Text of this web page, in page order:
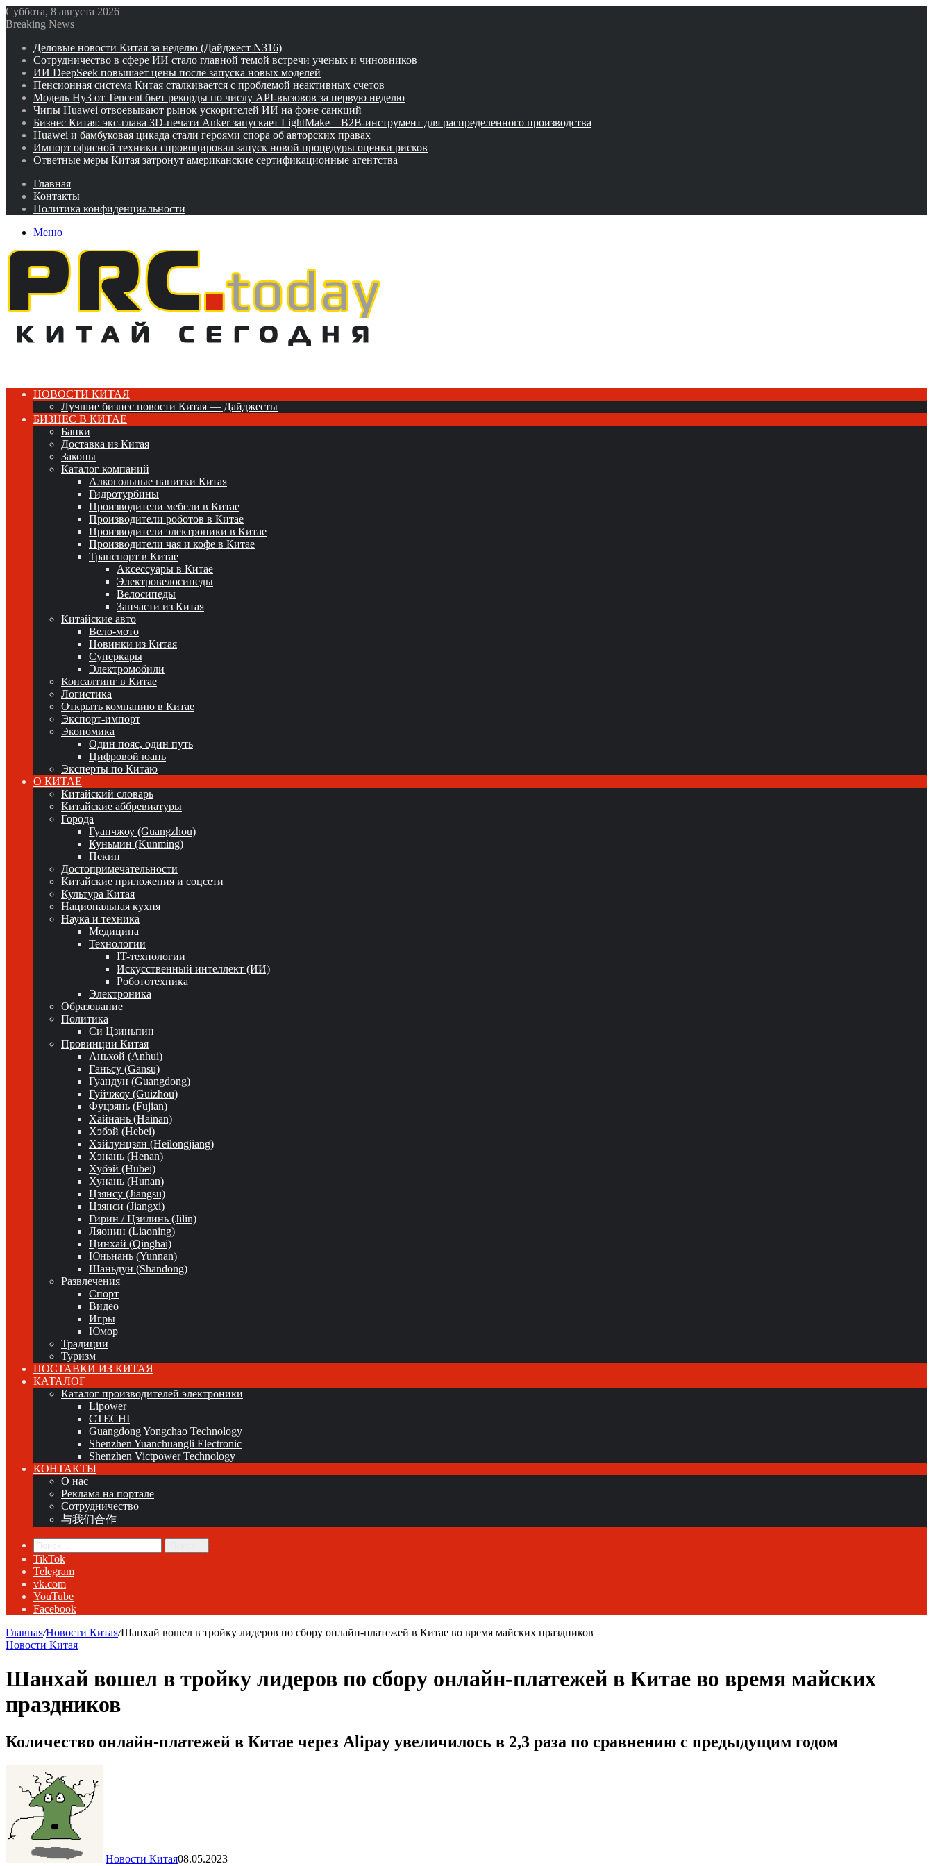
Суббота, 8 августа 2026
Breaking News
Деловые новости Китая за неделю (Дайджест N316)
Сотрудничество в сфере ИИ стало главной темой встречи ученых и чиновников
ИИ DeepSeek повышает цены после запуска новых моделей
Пенсионная система Китая сталкивается с проблемой неактивных счетов
Модель Hy3 от Tencent бьет рекорды по числу API-вызовов за первую неделю
Чипы Huawei отвоевывают рынок ускорителей ИИ на фоне санкций
Бизнес Китая: экс-глава 3D-печати Anker запускает LightMake – B2B-инструмент для распределенного производства
Huawei и бамбуковая цикада стали героями спора об авторских правах
Импорт офисной техники спровоцировал запуск новой процедуры оценки рисков
Ответные меры Китая затронут американские сертификационные агентства
Главная
Контакты
Политика конфиденциальности
Меню
НОВОСТИ КИТАЯ
Лучшие бизнес новости Китая — Дайджесты
БИЗНЕС В КИТАЕ
Банки
Доставка из Китая
Законы
Каталог компаний
Алкогольные напитки Китая
Гидротурбины
Производители мебели в Китае
Производители роботов в Китае
Производители электроники в Китае
Производители чая и кофе в Китае
Транспорт в Китае
Аксессуары в Китае
Электровелосипеды
Велосипеды
Запчасти из Китая
Китайские авто
Вело-мото
Новинки из Китая
Суперкары
Электромобили
Консалтинг в Китае
Логистика
Открыть компанию в Китае
Экспорт-импорт
Экономика
Один пояс, один путь
Цифровой юань
Эксперты по Китаю
О КИТАЕ
Китайский словарь
Китайские аббревиатуры
Города
Гуанчжоу (Guangzhou)
Куньмин (Kunming)
Пекин
Достопримечательности
Китайские приложения и соцсети
Культура Китая
Национальная кухня
Наука и техника
Медицина
Технологии
IT-технологии
Искусственный интеллект (ИИ)
Робототехника
Электроника
Образование
Политика
Си Цзиньпин
Провинции Китая
Аньхой (Anhui)
Ганьсу (Gansu)
Гуандун (Guangdong)
Гуйчжоу (Guizhou)
Фуцзянь (Fujian)
Хайнань (Hainan)
Хэбэй (Hebei)
Хэйлунцзян (Heilongjiang)
Хэнань (Henan)
Хубэй (Hubei)
Хунань (Hunan)
Цзянсу (Jiangsu)
Цзянси (Jiangxi)
Гирин / Цзилинь (Jilin)
Ляонин (Liaoning)
Цинхай (Qinghai)
Юньнань (Yunnan)
Шаньдун (Shandong)
Развлечения
Спорт
Видео
Игры
Юмор
Традиции
Туризм
ПОСТАВКИ ИЗ КИТАЯ
КАТАЛОГ
Каталог производителей электроники
Lipower
CTECHI
Guangdong Yongchao Technology
Shenzhen Yuanchuangli Electronic
Shenzhen Victpower Technology
КОНТАКТЫ
О нас
Реклама на портале
Сотрудничество
与我们合作
TikTok
Telegram
vk.com
YouTube
Facebook
Главная/Новости Китая/Шанхай вошел в тройку лидеров по сбору онлайн-платежей в Китае во время майских праздников
Новости Китая
Шанхай вошел в тройку лидеров по сбору онлайн-платежей в Китае во время майских
праздников
Количество онлайн-платежей в Китае через Alipay увеличилось в 2,3 раза по сравнению с предыдущим годом
Новости Китая08.05.2023